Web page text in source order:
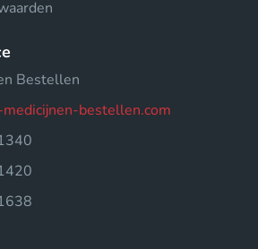
Bestellen
bestellen.com